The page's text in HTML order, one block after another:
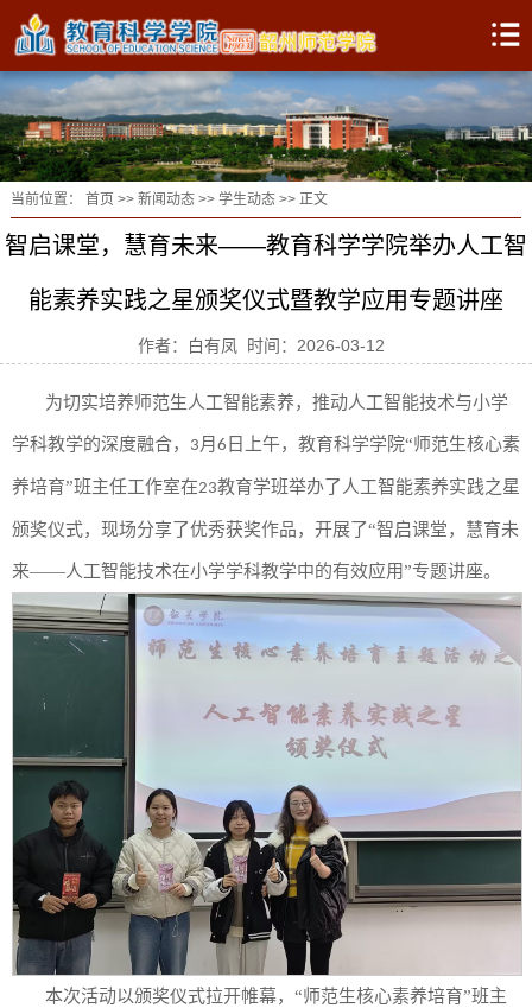
当前位置： 首页 >> 新闻动态>> 学生动态>> 正文
智启课堂，慧育未来——教育科学学院举办人工智
能素养实践之星颁奖仪式暨教学应用专题讲座
作者：白有凤 时间：2026-03-12
为切实培养师范生人工智能素养，推动人工智能技术与小学
学科教学的深度融合， 3月 6 日 上午， 教育科学学院“师范生核心素
养培育”班主任工作室在23教育学班举办 了人工智能素养实践之星
颁奖仪式，现场分享 了优秀获奖作品，开展 了“智启课堂，慧育未
来——人工智能技术在小学学科教学中的有效应用”专题讲座。
本次活动以颁奖仪式拉开帷幕， “师范生核心素养培育”班主